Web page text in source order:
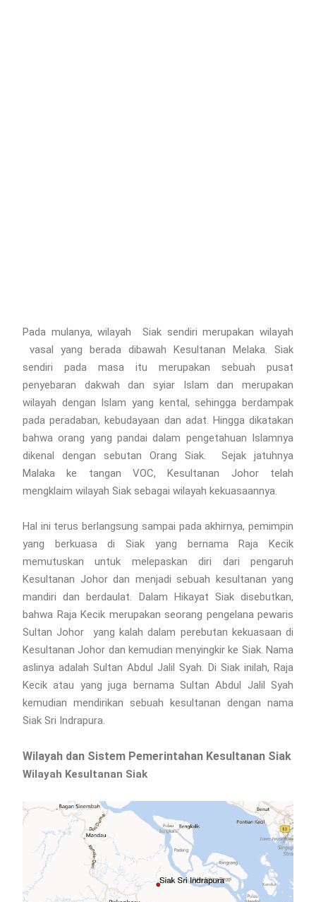
Pada mulanya, wilayah Siak sendiri merupakan wilayah
vasal yang berada dibawah Kesultanan Melaka. Siak
sendiri pada masa itu merupakan sebuah pusat
penyebaran dakwah dan syiar Islam dan merupakan
wilayah dengan Islam yang kental, sehingga berdampak
pada peradaban, kebudayaan dan adat. Hingga dikatakan
bahwa orang yang pandai dalam pengetahuan Islamnya
dikenal dengan sebutan Orang Siak. Sejak jatuhnya
Malaka ke tangan VOC, Kesultanan Johor telah
mengklaim wilayah Siak sebagai wilayah kekuasaannya.
Hal ini terus berlangsung sampai pada akhirnya, pemimpin
yang berkuasa di Siak yang bernama Raja Kecik
memutuskan untuk melepaskan diri dari pengaruh
Kesultanan Johor dan menjadi sebuah kesultanan yang
mandiri dan berdaulat. Dalam Hikayat Siak disebutkan,
bahwa Raja Kecik merupakan seorang pengelana pewaris
Sultan Johor yang kalah dalam perebutan kekuasaan di
Kesultanan Johor dan kemudian menyingkir ke Siak. Nama
aslinya adalah Sultan Abdul Jalil Syah. Di Siak inilah, Raja
Kecik atau yang juga bernama Sultan Abdul Jalil Syah
kemudian mendirikan sebuah kesultanan dengan nama
Siak Sri Indrapura.
Wilayah dan Sistem Pemerintahan Kesultanan Siak
Wilayah Kesultanan Siak